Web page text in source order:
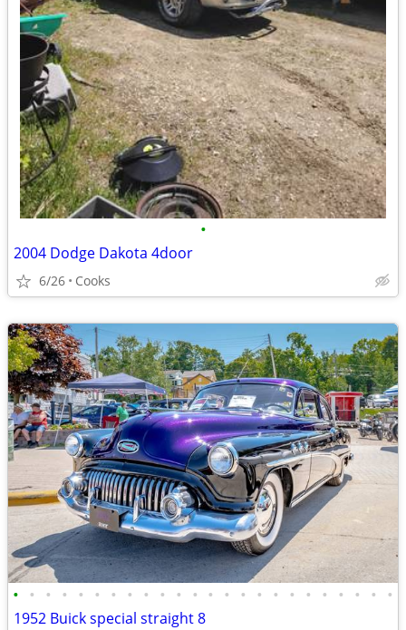
•
2004 Dodge Dakota 4door
6/26 Cooks
• • • • • • • • • • • • • • • • • • • • • • • •
1952 Buick special straight 8